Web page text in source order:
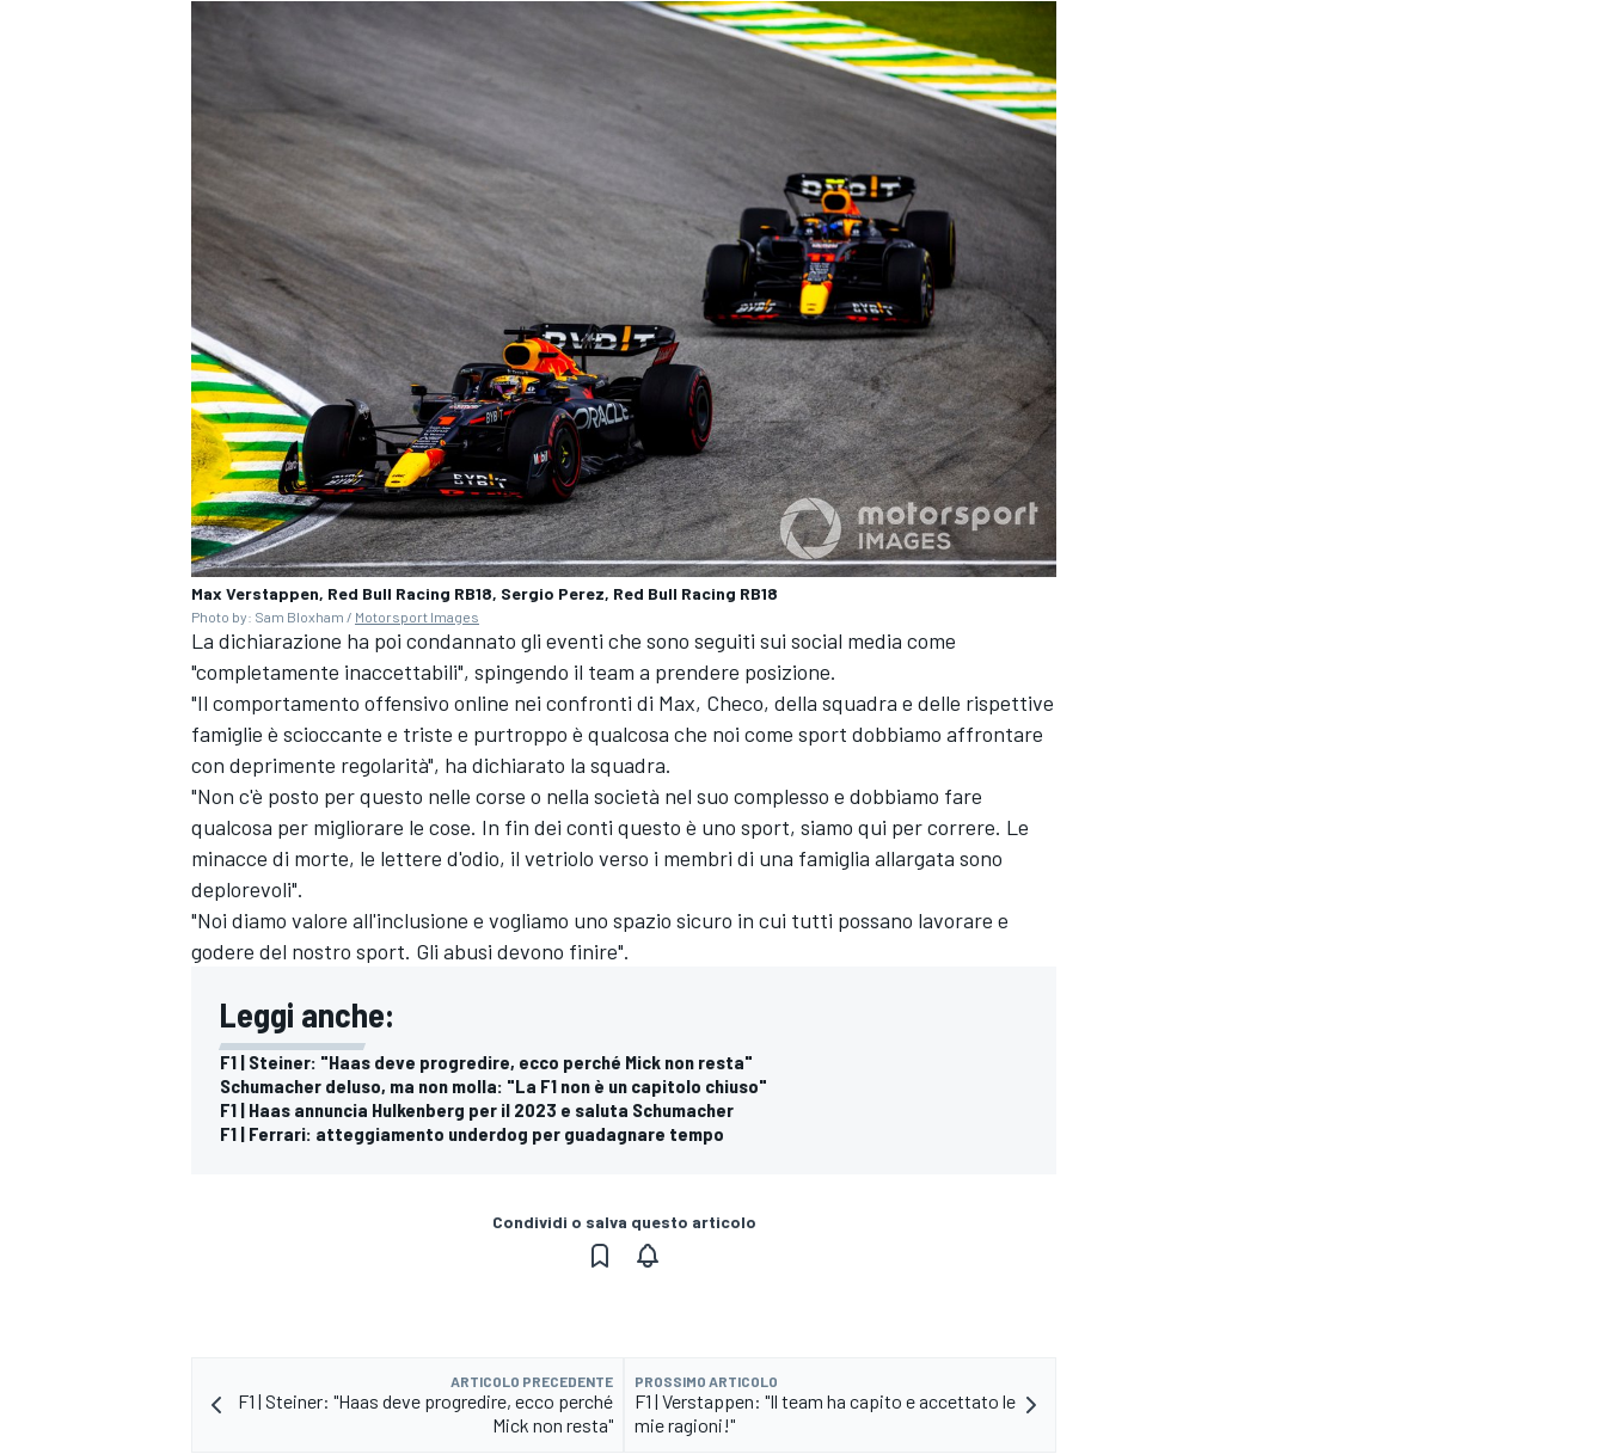
ENDURANCE/GT
MONOMARCA
Max Verstappen, Red Bull Racing RB18, Sergio Perez, Red Bull Racing RB18
Photo by: Sam Bloxham / Motorsport Images
La dichiarazione ha poi condannato gli eventi che sono seguiti sui social media come
"completamente inaccettabili", spingendo il team a prendere posizione.
"Il comportamento offensivo online nei confronti di Max, Checo, della squadra e delle rispettive
famiglie è scioccante e triste e purtroppo è qualcosa che noi come sport dobbiamo affrontare
con deprimente regolarità", ha dichiarato la squadra.
"Non c'è posto per questo nelle corse o nella società nel suo complesso e dobbiamo fare
qualcosa per migliorare le cose. In fin dei conti questo è uno sport, siamo qui per correre. Le
minacce di morte, le lettere d'odio, il vetriolo verso i membri di una famiglia allargata sono
deplorevoli".
"Noi diamo valore all'inclusione e vogliamo uno spazio sicuro in cui tutti possano lavorare e
godere del nostro sport. Gli abusi devono finire".
Leggi anche:
F1 | Steiner: "Haas deve progredire, ecco perché Mick non resta"
Schumacher deluso, ma non molla: "La F1 non è un capitolo chiuso"
F1 | Haas annuncia Hulkenberg per il 2023 e saluta Schumacher
F1 | Ferrari: atteggiamento underdog per guadagnare tempo
Condividi o salva questo articolo
ARTICOLO PRECEDENTE
F1 | Steiner: "Haas deve progredire, ecco perché
Mick non resta"
PROSSIMO ARTICOLO
F1 | Verstappen: "Il team ha capito e accettato le
mie ragioni!"